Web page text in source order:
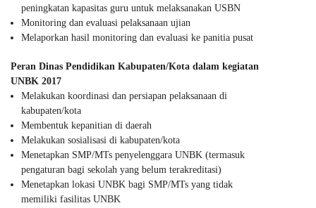
peningkatan kapasitas guru untuk melaksanakan USBN
Monitoring dan evaluasi pelaksanaan ujian
Melaporkan hasil monitoring dan evaluasi ke panitia pusat
Peran Dinas Pendidikan Kabupaten/Kota dalam kegiatan
UNBK 2017
Melakukan koordinasi dan persiapan pelaksanaan di
kabupaten/kota
Membentuk kepanitian di daerah
Melakukan sosialisasi di kabupaten/kota
Menetapkan SMP/MTs penyelenggara UNBK (termasuk
pengaturan bagi sekolah yang belum terakreditasi)
Menetapkan lokasi UNBK bagi SMP/MTs yang tidak
memiliki fasilitas UNBK